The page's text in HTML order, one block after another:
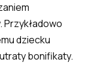
dziecku
bonifikaty.